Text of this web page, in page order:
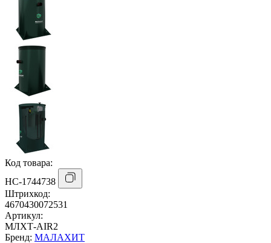
Код товара:
НС-1744738
Штрихкод:
4670430072531
Артикул:
МЛХТ-AIR2
Бренд: МАЛАХИТ